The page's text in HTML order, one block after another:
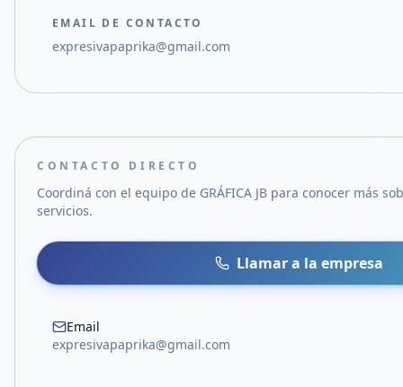
EMAIL DE CONTACTO
expresivapaprika@gmail.com
CONTACTO DIRECTO
Coordiná con el equipo de GRÁFICA JB para conocer más
servicios.
Llamar a la empresa
Email
expresivapaprika@gmail.com